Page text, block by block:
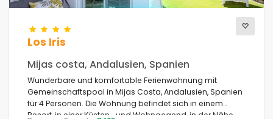
Los Iris
Mijas costa, Andalusien, Spanien
Wunderbare und komfortable Ferienwohnung mit
Gemeinschaftspool in Mijas Costa, Andalusien, Spanien
für 4 Personen. Die Wohnung befindet sich in einem
Resort, in einer Küsten- und Wohngegend, in der Nähe